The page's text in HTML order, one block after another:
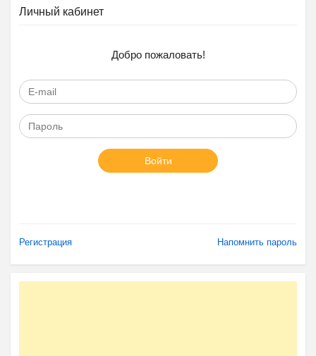
Личный кабинет
Добро пожаловать!
Войти
Регистрация Напомнить пароль